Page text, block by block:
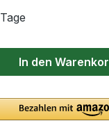
In den